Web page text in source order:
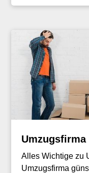
Alles Wichtige zu
Umzugsfirma